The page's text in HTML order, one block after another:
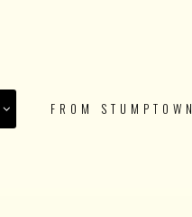
FROM STUMPTOWN